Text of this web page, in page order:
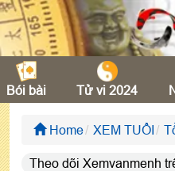
Bói bài Tử vi 2024
Home XEM TUỔI
Theo dõi Xemvanmenh